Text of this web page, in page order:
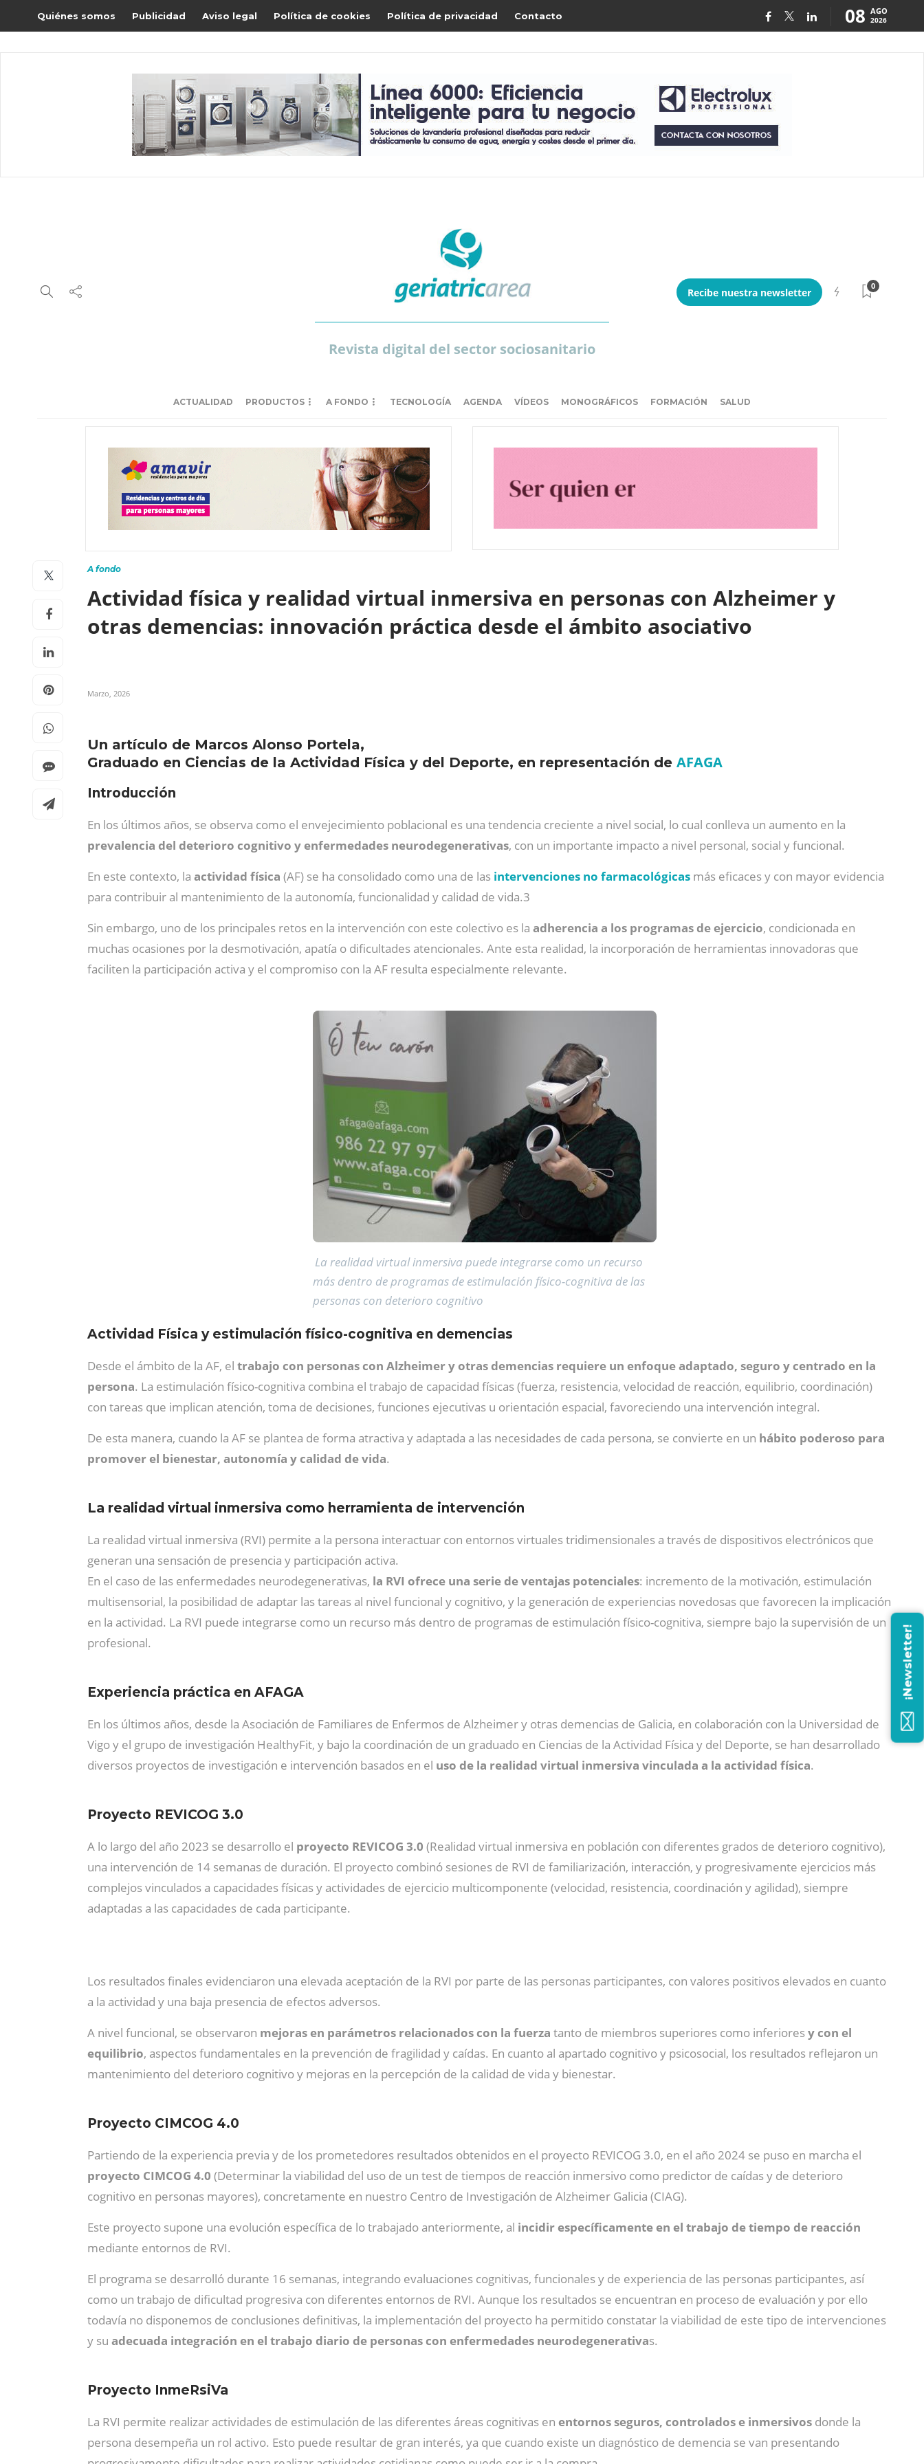
Quiénes somos Publicidad Aviso legal Política de cookies Política de privacidad Contacto 08 AGO
2026
Revista digital del sector sociosanitario
Recibe nuestra newsletter
0
ACTUALIDAD PRODUCTOS A FONDO TECNOLOGÍA AGENDA VÍDEOS MONOGRÁFICOS FORMACIÓN SALUD
A fondo
Actividad física y realidad virtual inmersiva en personas con Alzheimer y
otras demencias: innovación práctica desde el ámbito asociativo
Marzo, 2026
Un artículo de Marcos Alonso Portela,
Graduado en Ciencias de la Actividad Física y del Deporte, en representación de AFAGA
Introducción
En los últimos años, se observa como el envejecimiento poblacional es una tendencia creciente a nivel social, lo cual conlleva un aumento en la
prevalencia del deterioro cognitivo y enfermedades neurodegenerativas, con un importante impacto a nivel personal, social y funcional.
En este contexto, la actividad física (AF) se ha consolidado como una de las intervenciones no farmacológicas más eficaces y con mayor evidencia
para contribuir al mantenimiento de la autonomía, funcionalidad y calidad de vida.3
Sin embargo, uno de los principales retos en la intervención con este colectivo es la adherencia a los programas de ejercicio, condicionada en
muchas ocasiones por la desmotivación, apatía o dificultades atencionales. Ante esta realidad, la incorporación de herramientas innovadoras que
faciliten la participación activa y el compromiso con la AF resulta especialmente relevante.
La realidad virtual inmersiva puede integrarse como un recurso
más dentro de programas de estimulación físico-cognitiva de las
personas con deterioro cognitivo
Actividad Física y estimulación físico-cognitiva en demencias
Desde el ámbito de la AF, el trabajo con personas con Alzheimer y otras demencias requiere un enfoque adaptado, seguro y centrado en la
persona. La estimulación físico-cognitiva combina el trabajo de capacidad físicas (fuerza, resistencia, velocidad de reacción, equilibrio, coordinación)
con tareas que implican atención, toma de decisiones, funciones ejecutivas u orientación espacial, favoreciendo una intervención integral.
De esta manera, cuando la AF se plantea de forma atractiva y adaptada a las necesidades de cada persona, se convierte en un hábito poderoso para
promover el bienestar, autonomía y calidad de vida.
La realidad virtual inmersiva como herramienta de intervención
La realidad virtual inmersiva (RVI) permite a la persona interactuar con entornos virtuales tridimensionales a través de dispositivos electrónicos que
generan una sensación de presencia y participación activa.
En el caso de las enfermedades neurodegenerativas, la RVI ofrece una serie de ventajas potenciales: incremento de la motivación, estimulación
multisensorial, la posibilidad de adaptar las tareas al nivel funcional y cognitivo, y la generación de experiencias novedosas que favorecen la implicación
en la actividad. La RVI puede integrarse como un recurso más dentro de programas de estimulación físico-cognitiva, siempre bajo la supervisión de un
profesional.
Experiencia práctica en AFAGA
En los últimos años, desde la Asociación de Familiares de Enfermos de Alzheimer y otras demencias de Galicia, en colaboración con la Universidad de
Vigo y el grupo de investigación HealthyFit, y bajo la coordinación de un graduado en Ciencias de la Actividad Física y del Deporte, se han desarrollado
diversos proyectos de investigación e intervención basados en el uso de la realidad virtual inmersiva vinculada a la actividad física.
Proyecto REVICOG 3.0
A lo largo del año 2023 se desarrollo el proyecto REVICOG 3.0 (Realidad virtual inmersiva en población con diferentes grados de deterioro cognitivo),
una intervención de 14 semanas de duración. El proyecto combinó sesiones de RVI de familiarización, interacción, y progresivamente ejercicios más
complejos vinculados a capacidades físicas y actividades de ejercicio multicomponente (velocidad, resistencia, coordinación y agilidad), siempre
adaptadas a las capacidades de cada participante.
Los resultados finales evidenciaron una elevada aceptación de la RVI por parte de las personas participantes, con valores positivos elevados en cuanto
a la actividad y una baja presencia de efectos adversos.
A nivel funcional, se observaron mejoras en parámetros relacionados con la fuerza tanto de miembros superiores como inferioresy con el
equilibrio, aspectos fundamentales en la prevención de fragilidad y caídas. En cuanto al apartado cognitivo y psicosocial, los resultados reflejaron un
mantenimiento del deterioro cognitivo y mejoras en la percepción de la calidad de vida y bienestar.
Proyecto CIMCOG 4.0
Partiendo de la experiencia previa y de los prometedores resultados obtenidos en el proyecto REVICOG 3.0, en el año 2024 se puso en marcha el
proyecto CIMCOG 4.0 (Determinar la viabilidad del uso de un test de tiempos de reacción inmersivo como predictor de caídas y de deterioro
cognitivo en personas mayores), concretamente en nuestro Centro de Investigación de Alzheimer Galicia (CIAG).
Este proyecto supone una evolución específica de lo trabajado anteriormente, al incidir específicamente en el trabajo de tiempo de reacción
mediante entornos de RVI.
El programa se desarrolló durante 16 semanas, integrando evaluaciones cognitivas, funcionales y de experiencia de las personas participantes, así
como un trabajo de dificultad progresiva con diferentes entornos de RVI. Aunque los resultados se encuentran en proceso de evaluación y por ello
todavía no disponemos de conclusiones definitivas, la implementación del proyecto ha permitido constatar la viabilidad de este tipo de intervenciones
y su adecuada integración en el trabajo diario de personas con enfermedades neurodegenerativas.
Proyecto InmeRsiVa
La RVI permite realizar actividades de estimulación de las diferentes áreas cognitivas en entornos seguros, controlados e inmersivos donde la
persona desempeña un rol activo. Esto puede resultar de gran interés, ya que cuando existe un diagnóstico de demencia se van presentando
¡Newsletter!